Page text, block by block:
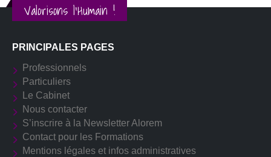
Valorisons l'Humain !
PRINCIPALES PAGES
Professionnels
Particuliers
Le Cabinet
Nous contacter
S’inscrire à la Newsletter Alorem
Contact pour les Formations
Mentions légales et infos administratives